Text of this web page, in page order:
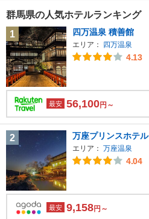
群馬県の人気ホテルランキング
1
四万温泉 積善館
エリア： 四万温泉
4.13
最安 56,100円～
2 万座プリンスホテル
エリア： 万座温泉
4.04
最安 9,158円～